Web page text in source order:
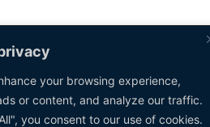
your browsing experience,
or content, and analyze our traffic.
you consent to our use of cookies.